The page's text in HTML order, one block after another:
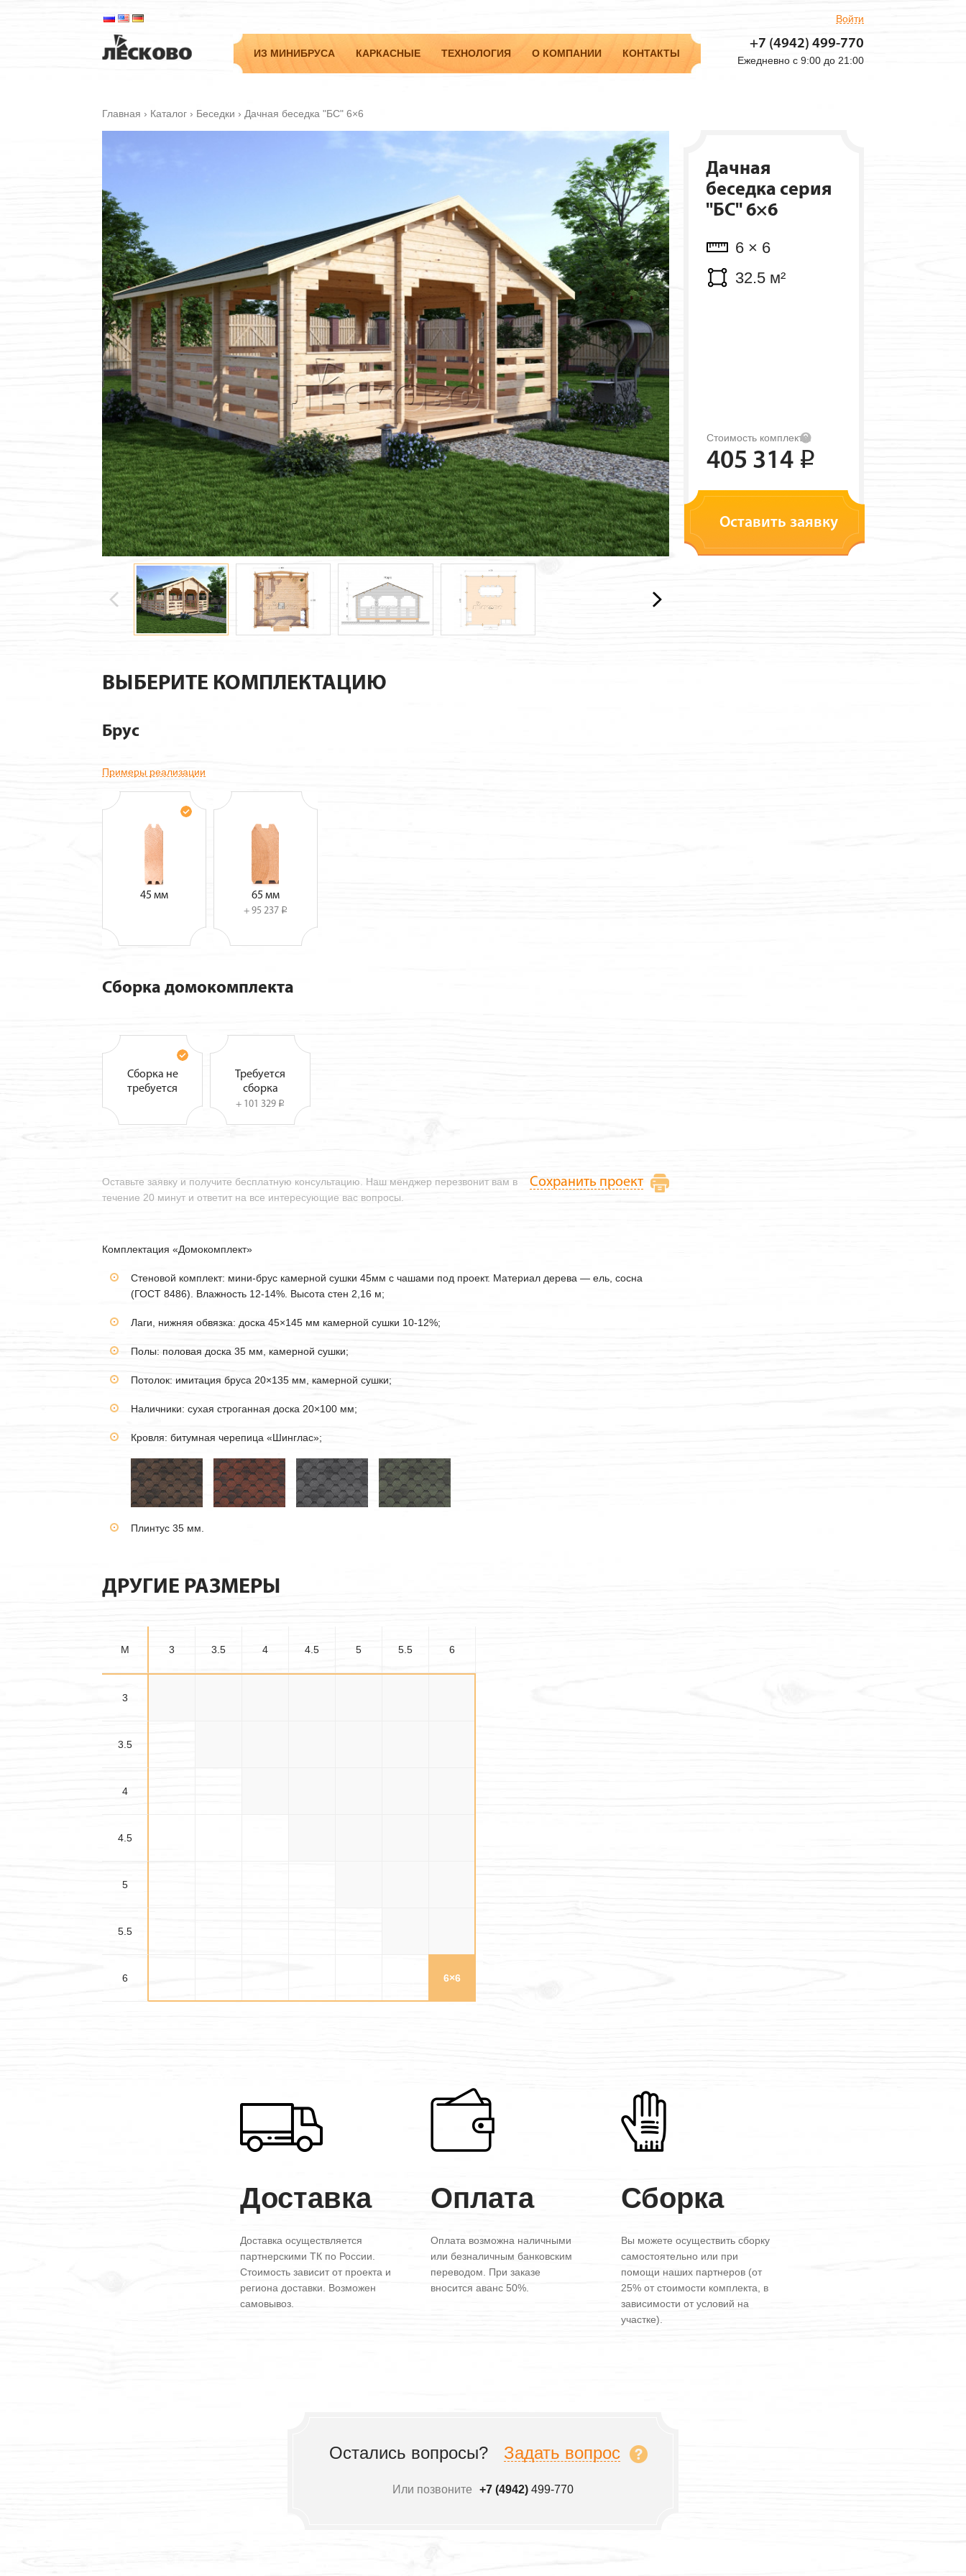
ИЗ МИНИБРУСА
Садовые
Дачные
КАРКАСНЫЕ ТЕХНОЛОГИЯ О КОМПАНИИ КОНТАКТЫ
Войти
+7 (4942) 499-770
Ежедневно с 9:00 до 21:00
Главная › Каталог › Беседки › Дачная беседка "БС" 6×6
ВЫБЕРИТЕ КОМПЛЕКТАЦИЮ
Брус
Примеры реализации
45 мм 65 мм
+ 95 237 i
Сборка домокомплекта
Сборка не
требуется
Требуется
сборка
+ 101 329 i
Оставьте заявку и получите бесплатную консультацию. Наш менджер перезвонит вам в
течение 20 минут и ответит на все интересующие вас вопросы.
Сохранить проект
Комплектация «Домокомплект»
Стеновой комплект: мини-брус камерной сушки 45мм с чашами под проект. Материал дерева — ель, сосна
(ГОСТ 8486). Влажность 12-14%. Высота стен 2,16 м;
Лаги, нижняя обвязка: доска 45×145 мм камерной сушки 10-12%;
Полы: половая доска 35 мм, камерной сушки;
Потолок: имитация бруса 20×135 мм, камерной сушки;
Наличники: сухая строганная доска 20×100 мм;
Кровля: битумная черепица «Шинглас»;
Плинтус 35 мм.
ДРУГИЕ РАЗМЕРЫ
M 3 3.5 4 4.5 5 5.5 6
3
3.5
4
4.5
5
5.5
6 6×6
Дачная
беседка серия
"БС" 6×6
6 × 6
32.5 м²
Стоимость комплекта:
Объем: 7.5 м³
Мест: 3 шт.
405 314 i
Оставить заявку
Доставка
Доставка осуществляется
партнерскими ТК по России.
Стоимость зависит от проекта и
региона доставки. Возможен
самовывоз.
Оплата
Оплата возможна наличными
или безналичным банковским
переводом. При заказе
вносится аванс 50%.
Сборка
Вы можете осуществить сборку
самостоятельно или при
помощи наших партнеров (от
25% от стоимости комплекта, в
зависимости от условий на
участке).
Остались вопросы? Задать вопрос
Или позвоните +7 (4942) 499-770